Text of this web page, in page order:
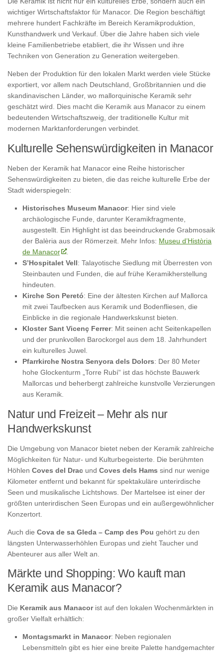
wichtiger Wirtschaftsfaktor für Manacor. Die Region beschäftigt
mehrere hundert Fachkräfte im Bereich Keramikproduktion,
Kunsthandwerk und Verkauf. Über die Jahre haben sich viele
kleine Familienbetriebe etabliert, die ihr Wissen und ihre
Techniken von Generation zu Generation weitergeben.
Neben der Produktion für den lokalen Markt werden viele Stücke
exportiert, vor allem nach Deutschland, Großbritannien und die
skandinavischen Länder, wo mallorquinische Keramik sehr
geschätzt wird. Dies macht die Keramik aus Manacor zu einem
bedeutenden Wirtschaftszweig, der traditionelle Kultur mit
modernen Marktanforderungen verbindet.
Kulturelle Sehenswürdigkeiten in Manacor
Neben der Keramik hat Manacor eine Reihe historischer
Sehenswürdigkeiten zu bieten, die das reiche kulturelle Erbe der
Stadt widerspiegeln:
Historisches Museum Manacor: Hier sind viele
archäologische Funde, darunter Keramikfragmente,
ausgestellt. Ein Highlight ist das beeindruckende Grabmosaik
der Balèria aus der Römerzeit. Mehr Infos: Museu d’Història
de Manacor
.
S’Hospitalet Vell: Talayotische Siedlung mit Überresten von
Steinbauten und Funden, die auf frühe Keramikherstellung
hindeuten.
Kirche Son Peretó: Eine der ältesten Kirchen auf Mallorca
mit zwei Taufbecken aus Keramik und Bodenfliesen, die
Einblicke in die regionale Handwerkskunst bieten.
Kloster Sant Vicenç Ferrer: Mit seinen acht Seitenkapellen
und der prunkvollen Barockorgel aus dem 18. Jahrhundert
ein kulturelles Juwel.
Pfarrkirche Nostra Senyora dels Dolors: Der 80 Meter
hohe Glockenturm „Torre Rubí“ ist das höchste Bauwerk
Mallorcas und beherbergt zahlreiche kunstvolle Verzierungen
aus Keramik.
Natur und Freizeit – Mehr als nur
Handwerkskunst
Die Umgebung von Manacor bietet neben der Keramik zahlreiche
Möglichkeiten für Natur- und Kulturbegeisterte. Die berühmten
Höhlen Coves del Drac und Coves dels Hams sind nur wenige
Kilometer entfernt und bekannt für spektakuläre unterirdische
Seen und musikalische Lichtshows. Der Martelsee ist einer der
größten unterirdischen Seen Europas und ein außergewöhnlicher
Konzertort.
Auch die Cova de sa Gleda – Camp des Pou gehört zu den
längsten Unterwasserhöhlen Europas und zieht Taucher und
Abenteurer aus aller Welt an.
Märkte und Shopping: Wo kauft man
Keramik aus Manacor?
Die Keramik aus Manacorist auf den lokalen Wochenmärkten in
großer Vielfalt erhältlich:
Montagsmarkt in Manacor: Neben regionalen
Lebensmitteln gibt es hier eine breite Palette handgemachter